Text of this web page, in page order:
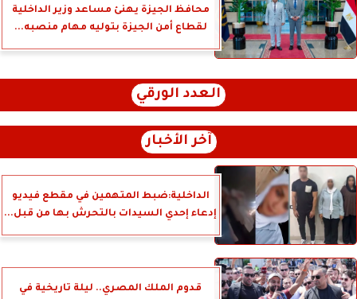
محافظ الجيزة يهنئ مساعد وزير الداخلية
لقطاع أمن الجيزة بتوليه مهام منصبه...
العدد الورقي
آخر الأخبار
الداخلية:ضبط المتهمين في مقطع فيديو
إدعاء إحدي السيدات بالتحرش بها من قبل...
قدوم الملك المصري.. ليلة تاريخية في